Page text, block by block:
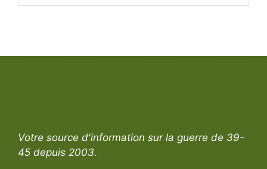
Votre source d'information sur la guerre de 39-
45 depuis 2003.